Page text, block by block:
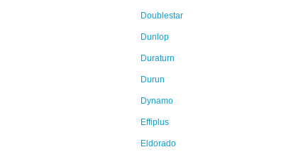
Doublestar
Dunlop
Duraturn
Durun
Dynamo
Effiplus
Eldorado